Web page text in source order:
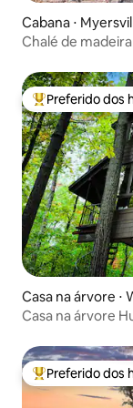
Cabana ⋅
Chalé de
Entre os
Preferido dos
Casa na árvore ⋅
Casa na árvore
Entre os
Preferido dos